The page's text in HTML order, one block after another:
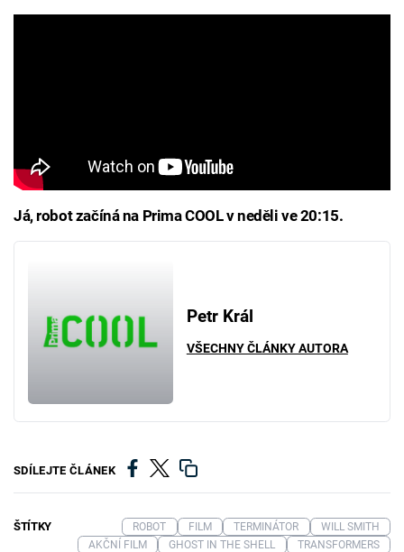
Já, robot začíná na Prima COOL v neděli ve 20:15.
Petr Král
VŠECHNY ČLÁNKY AUTORA
SDÍLEJTE ČLÁNEK
ŠTÍTKY ROBOT FILM TERMINÁTOR
WILL SMITH
AKČNÍ FILM
GHOST IN THE SHELL
TRANSFORMERS